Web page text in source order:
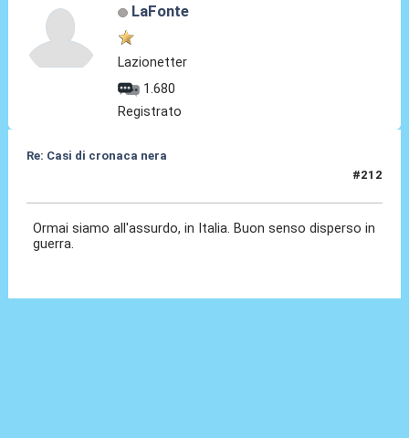
LaFonte
Lazionetter
1.680
Registrato
Re: Casi di cronaca nera
#212
Ormai siamo all'assurdo, in Italia. Buon senso disperso in
guerra.